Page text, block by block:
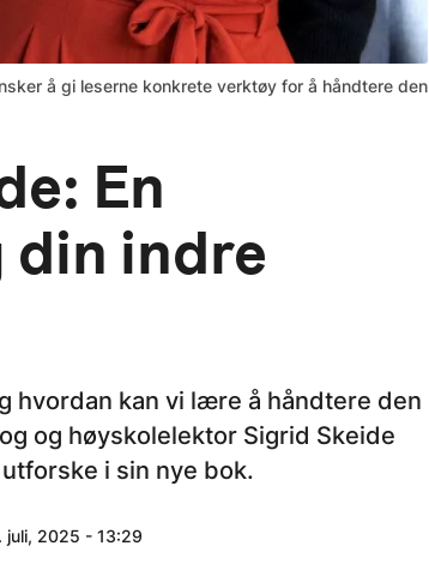
å gi leserne konkrete verktøy for å håndtere den
En
din indre
hvordan kan vi lære å håndtere den
og høyskolelektor Sigrid Skeide
i sin nye bok.
2025 - 13:29